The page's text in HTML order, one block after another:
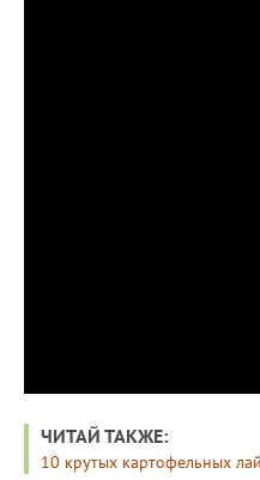
ЧИТАЙ ТАКЖЕ:
10 крутых картофельных